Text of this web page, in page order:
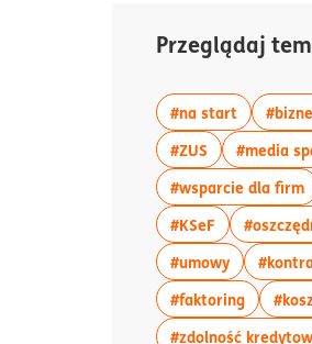
Przeglądaj
#na startwięcej
#ZUS więcej#media
#wsparcie dla firm
#KSeFwięcej
#umowywięcej
#faktoringwięcej
#zdolność